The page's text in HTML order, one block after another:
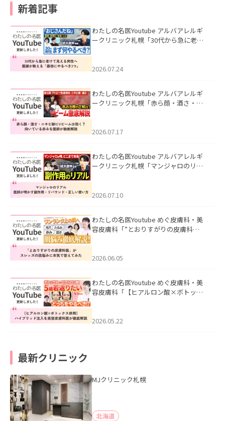
新着記事
わたしの名医Youtube アルバアレルギ
ークリニック札幌「30代から急に老け
た。
2026.07.24
わたしの名医Youtube アルバアレルギ
ークリニック札幌「赤ら顔・酒さ・ニ
した。
2026.07.17
わたしの名医Youtube アルバアレルギ
ークリニック札幌「マンジャロのリア
た。
2026.07.10
わたしの名医Youtube めぐ皮膚科・美
容皮膚科「”とおりすがりの皮膚科
2026.06.05
わたしの名医Youtube めぐ皮膚科・美
容皮膚科「【ヒアルロン酸×ボトック
た。
2026.05.22
最新クリニック
MJクリニック札幌
北海道